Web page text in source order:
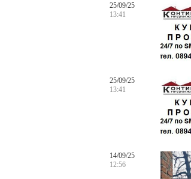
25/09/25
13:41
25/09/25
13:41
14/09/25
12:56